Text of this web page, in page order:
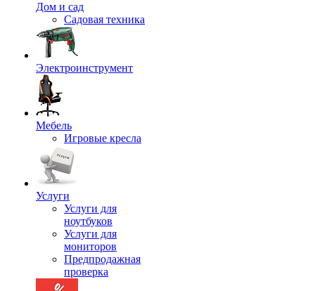
Дом и сад
Садовая техника
Электроинструмент
Мебель
Игровые кресла
Услуги
Услуги для
ноутбуков
Услуги для
мониторов
Предпродажная
проверка